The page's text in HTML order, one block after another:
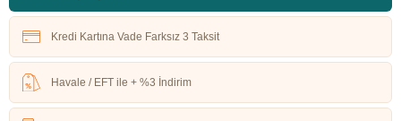
Kredi Kartına Vade Farksız 3 Taksit
Havale / EFT ile + %3 İndirim